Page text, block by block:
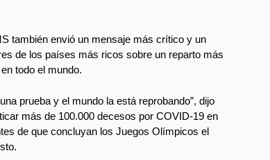
también envió un mensaje más crítico y un
de los países más ricos sobre un reparto más
todo el mundo.
prueba y el mundo la está reprobando”, dijo
más de 100.000 decesos por COVID-19 en
de que concluyan los Juegos Olímpicos el